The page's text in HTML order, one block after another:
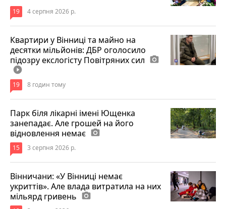
19 4 серпня 2026 р.
Квартири у Вінниці та майно на
десятки мільйонів: ДБР оголосило
підозру екслогісту Повітряних сил photo_camera
play_circle_filled
19 8 годин тому
Парк біля лікарні імені Ющенка
занепадає. Але грошей на його
відновлення немає photo_camera
15 3 серпня 2026 р.
Вінничани: «У Вінниці немає
укриттів». Але влада витратила на них
мільярд гривень photo_camera